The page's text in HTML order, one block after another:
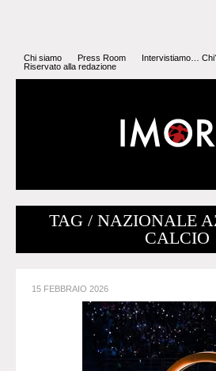
Chi siamo Press Room Intervistiamo…
Riservato alla redazione
TAG / NAZIONALE
CALCIO
15 FEBBRAIO 2026